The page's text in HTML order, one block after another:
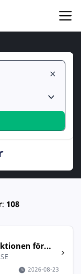
: 108
för...
2026-08-23